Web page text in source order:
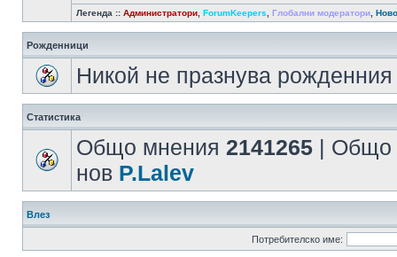
Легенда :: Администратори ForumKeepers Глобални модератори
Рожденници
Никой не празнува
Статистика
Общо мнения 2141265 | Общо
нов P.Lalev
Влез
Потребителско име: